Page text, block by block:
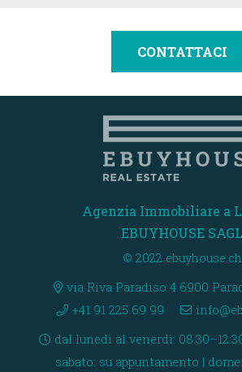
CONTATTACI
Agenzia Immobiliare a
EBUYHOUSE SAGL
© 2022 ebuyhouse.ch
via Riva Paradiso 4 6900
+41 91 225 69 99
dal lunedì al venerdì:
sabato: su appuntamento |